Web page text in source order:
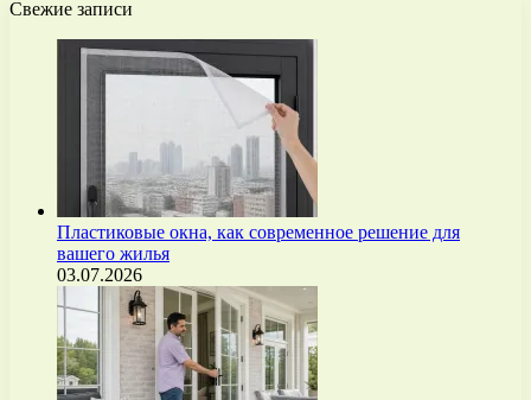
Свежие записи
Пластиковые окна, как современное решение для
вашего жилья
03.07.2026